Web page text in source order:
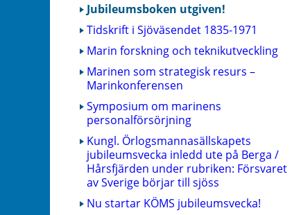
Jubileumsboken utgiven!
Tidskrift i Sjöväsendet 1835-1971
Marin forskning och teknikutveckling
Marinen som strategisk resurs –
Marinkonferensen
Symposium om marinens
personalförsörjning
Kungl. Örlogsmannasällskapets
jubileumsvecka inledd ute på Berga /
Hårsfjärden under rubriken: Försvaret
av Sverige börjar till sjöss
Nu startar KÖMS jubileumsvecka!